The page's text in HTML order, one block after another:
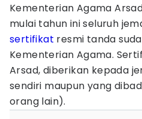
Kementerian Agama
mulai tahun ini seluruh
sertifikat resmi tanda
Kementerian Agama.
Arsad, diberikan kepada
sendiri maupun yang
orang lain).